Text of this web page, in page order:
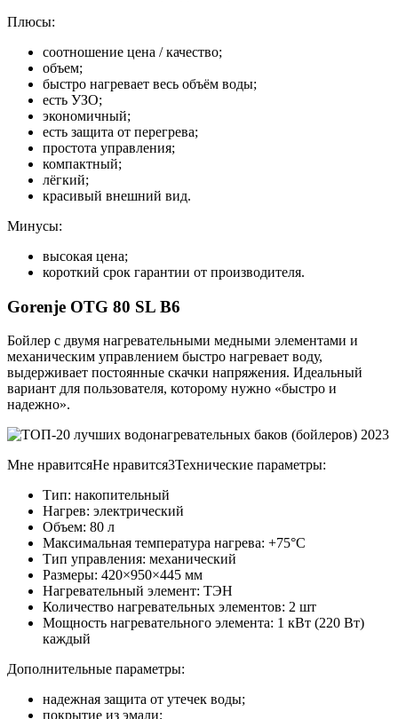
Плюсы:
соотношение цена / качество;
объем;
быстро нагревает весь объём воды;
есть УЗО;
экономичный;
есть защита от перегрева;
простота управления;
компактный;
лёгкий;
красивый внешний вид.
Минусы:
высокая цена;
короткий срок гарантии от производителя.
Gorenje OTG 80 SL B6
Бойлер с двумя нагревательными медными элементами и
механическим управлением быстро нагревает воду,
выдерживает постоянные скачки напряжения. Идеальный
вариант для пользователя, которому нужно «быстро и
надежно».
Мне нравитсяНе нравится3Технические параметры:
Тип: накопительный
Нагрев: электрический
Объем: 80 л
Максимальная температура нагрева: +75°С
Тип управления: механический
Размеры: 420×950×445 мм
Нагревательный элемент: ТЭН
Количество нагревательных элементов: 2 шт
Мощность нагревательного элемента: 1 кВт (220 Вт)
каждый
Дополнительные параметры:
надежная защита от утечек воды;
покрытие из эмали;